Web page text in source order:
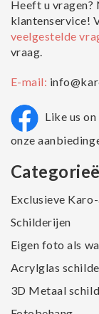
Heeft u vragen?
klantenservice!
veelgestelde
vraag.
E-mail:
Like us
onze
Exclusieve
Schilderijen
Eigen foto als
Acrylglas
3D Metaal